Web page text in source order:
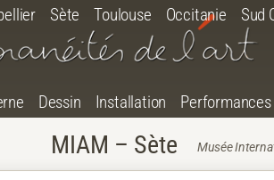
Sète Toulouse Occitanie Sud
Dessin Installation Performances
MIAM – Sète Musée